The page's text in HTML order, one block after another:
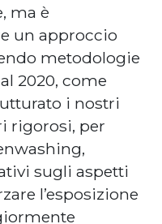
ma è
un approccio
metodologie
2020, come
i nostri
rigorosi, per
sugli aspetti
l’esposizione